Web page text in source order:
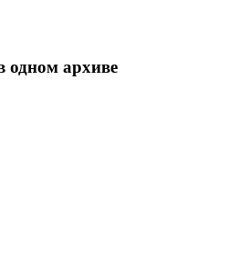
архиве